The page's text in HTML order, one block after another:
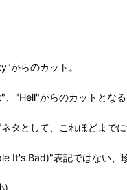
からのカット。
"Hell"からのカットとな
タとして、これほどまで
It's Bad)"表記ではない、
。